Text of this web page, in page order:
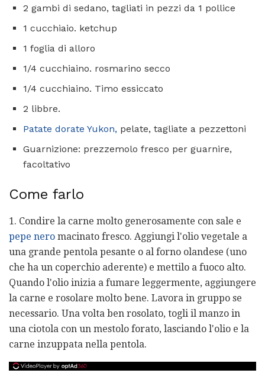
2 gambi di sedano, tagliati in pezzi da 1 pollice
1 cucchiaio. ketchup
1 foglia di alloro
1/4 cucchiaino. rosmarino secco
1/4 cucchiaino. Timo essiccato
2 libbre.
Patate dorate Yukon, pelate, tagliate a pezzettoni
Guarnizione: prezzemolo fresco per guarnire,
facoltativo
Come farlo
1. Condire la carne molto generosamente con sale e
pepe nero macinato fresco. Aggiungi l'olio vegetale a
una grande pentola pesante o al forno olandese (uno
che ha un coperchio aderente) e mettilo a fuoco alto.
Quando l'olio inizia a fumare leggermente, aggiungere
la carne e rosolare molto bene. Lavora in gruppo se
necessario. Una volta ben rosolato, togli il manzo in
una ciotola con un mestolo forato, lasciando l'olio e la
carne inzuppata nella pentola.